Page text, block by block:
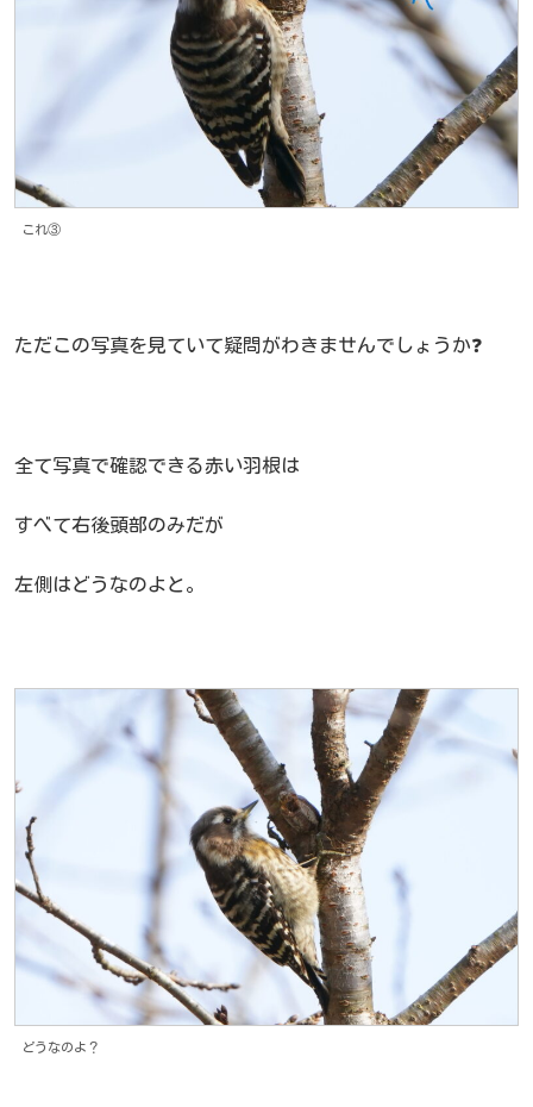
これ③
ただこの写真を見ていて疑問がわきませんでしょうか❓
全て写真で確認できる赤い羽根は
すべて右後頭部のみだが
左側はどうなのよと。
どうなのよ？